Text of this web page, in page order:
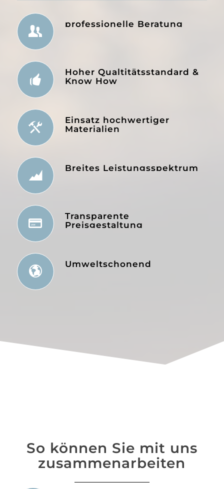
professionelle Beratung
Hoher Qualtitätsstandard &
Know How
Einsatz hochwertiger
Materialien
Breites Leistungsspektrum
Transparente
Preisgestaltung
Umweltschonend
So können Sie mit uns
zusammenarbeiten